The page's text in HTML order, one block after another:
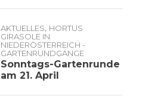
AKTUELLES, HORTUS
GIRASOLE IN
NIEDERÖSTERREICH -
GARTENRUNDGÄNGE
Sonntags-Gartenrunde
am 21. April